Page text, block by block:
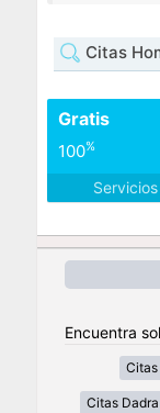
Citas
Gratis
100%
Encuentra
Citas
Citas